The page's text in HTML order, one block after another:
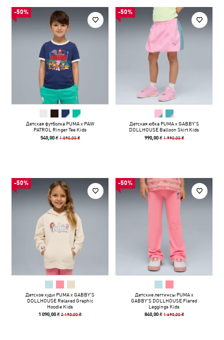
-50%
Детская футболка PUMA x PAW
PATROL Ringer Tee Kids
540,00 ₴ 1 090,00 ₴
-50%
Детская юбка PUMA x GABBY'S
DOLLHOUSE Balloon Skirt Kids
990,00 ₴ 1 990,00 ₴
-50%
Детское худи PUMA x GABBY'S
DOLLHOUSE Relaxed Graphic
Hoodie Kids
1 090,00 ₴2 190,00 ₴
-50%
Детские леггинсы PUMA x
GABBY'S DOLLHOUSE Flared
Leggings Kids
840,00 ₴ 1 690,00 ₴